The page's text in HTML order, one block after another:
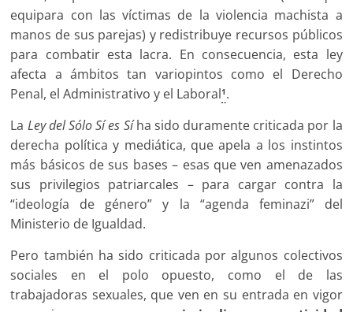
equipara con las víctimas de la violencia machista a
manos de sus parejas) y redistribuye recursos públicos
para combatir esta lacra. En consecuencia, esta ley
afecta a ámbitos tan variopintos como el Derecho
Penal, el Administrativo y el Laboral1.
La Ley del Sólo Sí es Síha sido duramente criticada por la
derecha política y mediática, que apela a los instintos
más básicos de sus bases – esas que ven amenazados
sus privilegios patriarcales – para cargar contra la
“ideología de género” y la “agenda feminazi” del
Ministerio de Igualdad.
Pero también ha sido criticada por algunos colectivos
sociales en el polo opuesto, como el de las
trabajadoras sexuales, que ven en su entrada en vigor